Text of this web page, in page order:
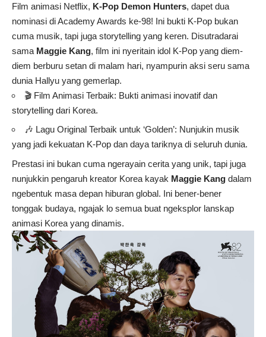
Film animasi Netflix, K-Pop Demon Hunters, dapet dua
nominasi di Academy Awards ke-98! Ini bukti K-Pop bukan
cuma musik, tapi juga storytelling yang keren. Disutradarai
sama Maggie Kang, film ini nyeritain idol K-Pop yang diem-
diem berburu setan di malam hari, nyampurin aksi seru sama
dunia Hallyu yang gemerlap.
🎬 Film Animasi Terbaik: Bukti animasi inovatif dan
storytelling dari Korea.
🎶 Lagu Original Terbaik untuk ‘Golden’: Nunjukin musik
yang jadi kekuatan K-Pop dan daya tariknya di seluruh dunia.
Prestasi ini bukan cuma ngerayain cerita yang unik, tapi juga
nunjukkin pengaruh kreator Korea kayak Maggie Kang dalam
ngebentuk masa depan hiburan global. Ini bener-bener
tonggak budaya, ngajak lo semua buat ngeksplor lanskap
animasi Korea yang dinamis.